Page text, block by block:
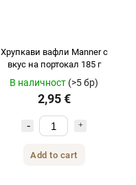
Хрупкави вафли Manner с
вкус на портокал 185 г
В наличност (>5 бр)
2,95 €
Add to cart